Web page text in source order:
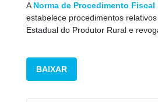
A Norma de Procedimento Fiscal
estabelece procedimentos
Estadual do Produtor Rural e
BAIXAR